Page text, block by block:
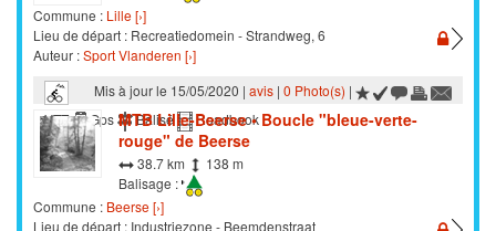
Commune : Lille [›]
Lieu de départ : Recreatiedomein - Strandweg, 6
Auteur :Sport Vlanderen [›]
Mis à jour le 15/05/2020 | avis| 0 Photo(s) |
VTT
Gps Balisé Roadbook
MTB Lille-Beerse • Boucle "bleue-verte-
rouge" de Beerse
38.7 km
138 m
Balisage :
Commune : Beerse [›]
Lieu de départ : Industriezone - Beemdenstraat